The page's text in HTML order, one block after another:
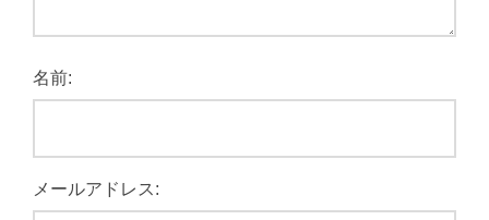
名前:
メールアドレス: